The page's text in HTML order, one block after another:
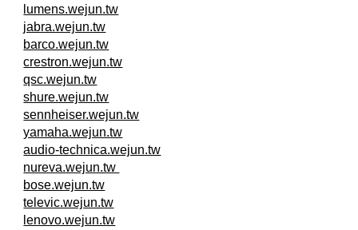
lumens.wejun.tw
jabra.wejun.tw
barco.wejun.tw
crestron.wejun.tw
qsc.wejun.tw
shure.wejun.tw
sennheiser.wejun.tw
yamaha.wejun.tw
audio-technica.wejun.tw
nureva.wejun.tw
bose.wejun.tw
televic.wejun.tw
lenovo.wejun.tw